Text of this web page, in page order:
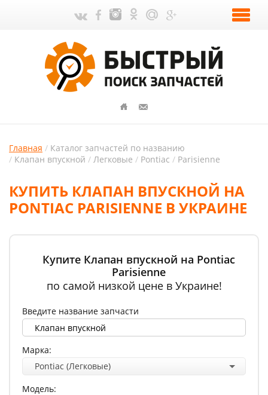
Главная
Каталог запчастей по названию
Клапан впускной
Легковые Pontiac Parisienne
КУПИТЬ КЛАПАН ВПУСКНОЙ НА
PONTIAC PARISIENNE В УКРАИНЕ
Купите Клапан впускной на Pontiac
Parisienne
по самой низкой цене в Украине!
Введите название запчасти
Марка:
Pontiac (Легковые)
Модель: